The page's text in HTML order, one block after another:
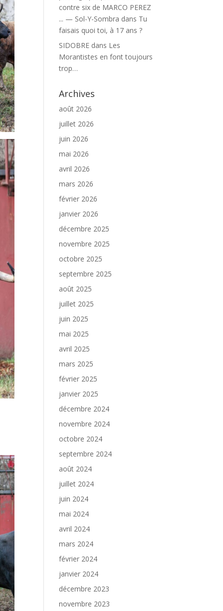
contre six de MARCO PEREZ
... — Sol-Y-Sombra dans Tu
faisais quoi toi, à 17 ans ?
SIDOBRE dans Les
Morantistes en font toujours
trop…
Archives
août 2026
juillet 2026
juin 2026
mai 2026
avril 2026
mars 2026
février 2026
janvier 2026
décembre 2025
novembre 2025
octobre 2025
septembre 2025
août 2025
juillet 2025
juin 2025
mai 2025
avril 2025
mars 2025
février 2025
janvier 2025
décembre 2024
novembre 2024
octobre 2024
septembre 2024
août 2024
juillet 2024
juin 2024
mai 2024
avril 2024
mars 2024
février 2024
janvier 2024
décembre 2023
novembre 2023